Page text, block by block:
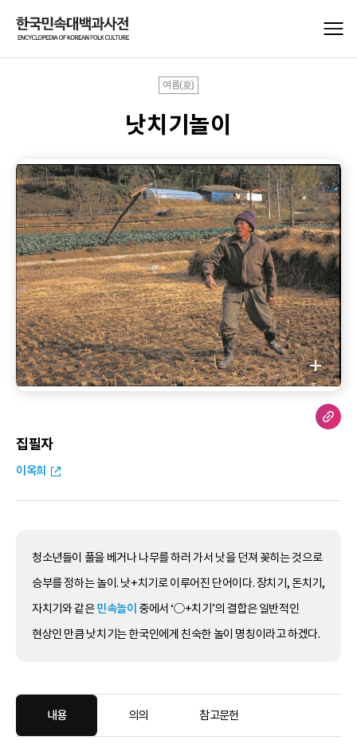
여름(夏)
낫치기놀이
집필자
이옥희
청소년들이 풀을 베거나 나무를 하러 가서 낫을 던져 꽂히는 것으로
승부를 정하는 놀이. 낫+치기로 이루어진 단어이다. 장치기, 돈치기,
자치기와 같은민속놀이 중에서 ‘○+치기’의 결합은 일반적인
현상인 만큼 낫치기는 한국인에게 친숙한 놀이 명칭이라고 하겠다.
내용 의의 참고문헌